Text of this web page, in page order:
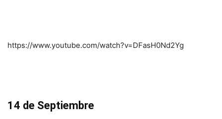
https://www.youtube.com/watch?v=DFasH0Nd2Yg
14 de Septiembre